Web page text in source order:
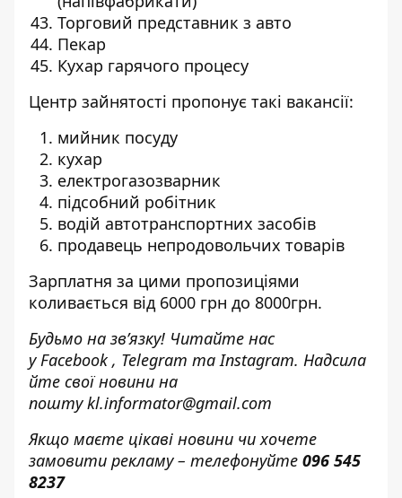
Торговий представник з авто
Пекар
Кухар гарячого процесу
Центр зайнятості пропонує такі вакансії:
мийник посуду
кухар
електрогазозварник
підсобний робітник
водій автотранспортних засобів
продавець непродовольчих товарів
Зарплатня за цими пропозиціями
коливається від 6000 грн до 8000грн.
Будьмо на зв’язку! Читайте нас
уFacebook, Telegram таInstagram. Надсила
йте свої новини на
поштуkl.informator@gmail.com
Якщо маєте цікаві новини чи хочете
замовити рекламу – телефонуйте 096 545
8237